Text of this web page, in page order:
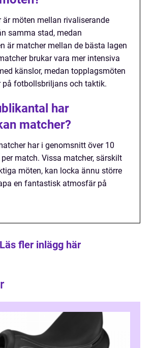
är möten mellan rivaliserande
samma stad, medan
är matcher mellan de bästa lagen
brukar vara mer intensiva
känslor, medan topplagsmöten
på fotbollsbriljans och taktik.
har
matcher?
har i genomsnitt över 10
match. Vissa matcher, särskilt
möten, kan locka ännu större
en fantastisk atmosfär på
Läs fler inlägg här